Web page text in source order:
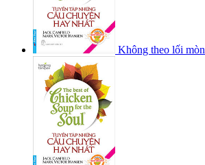
Không theo lối mòn